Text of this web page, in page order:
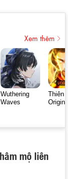
Xem thêm
Wuthering
Waves
Thiên
Origin
mộ liên